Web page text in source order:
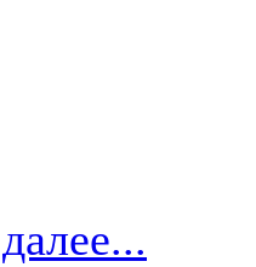
далее...